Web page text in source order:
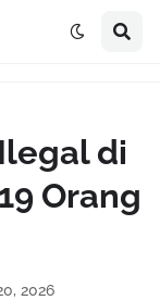
di
Orang
2026